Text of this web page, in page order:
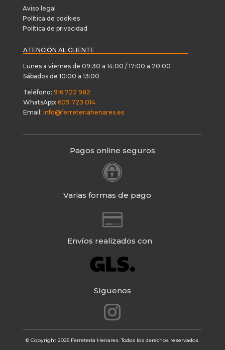
Aviso legal
Política de cookies
Política de privacidad
ATENCIÓN AL CLIENTE
Lunes a viernes de 09:30 a 14:00 / 17:00 a 20:00
Sábados de 10:00 a 13:00
Teléfono: 916 722 982
WhatsApp: 609 723 014
Email: info@ferreteriahenares.es
Pagos online seguros

Varias formas de pago

Envíos realizados con
Síguenos
© Copyright 2025 Ferretería Henares. Todos los derechos reservados.